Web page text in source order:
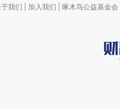
于我们 加入我们 啄木鸟公益基金会